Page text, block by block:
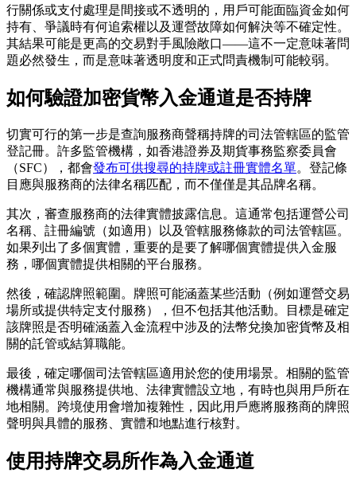
行關係或支付處理是間接或不透明的，用戶可能面臨資金如何
持有、爭議時有何追索權以及運營故障如何解決等不確定性。
其結果可能是更高的交易對手風險敞口——這不一定意味著問
題必然發生，而是意味著透明度和正式問責機制可能較弱。
如何驗證加密貨幣入金通道是否持牌
切實可行的第一步是查詢服務商聲稱持牌的司法管轄區的監管
登記冊。許多監管機構，如香港證券及期貨事務監察委員會
（SFC），都會發布可供搜尋的持牌或註冊實體名單。登記條
目應與服務商的法律名稱匹配，而不僅僅是其品牌名稱。
其次，審查服務商的法律實體披露信息。這通常包括運營公司
名稱、註冊編號（如適用）以及管轄服務條款的司法管轄區。
如果列出了多個實體，重要的是要了解哪個實體提供入金服
務，哪個實體提供相關的平台服務。
然後，確認牌照範圍。牌照可能涵蓋某些活動（例如運營交易
場所或提供特定支付服務），但不包括其他活動。目標是確定
該牌照是否明確涵蓋入金流程中涉及的法幣兌換加密貨幣及相
關的託管或結算職能。
最後，確定哪個司法管轄區適用於您的使用場景。相關的監管
機構通常與服務提供地、法律實體設立地，有時也與用戶所在
地相關。跨境使用會增加複雜性，因此用戶應將服務商的牌照
聲明與具體的服務、實體和地點進行核對。
使用持牌交易所作為入金通道